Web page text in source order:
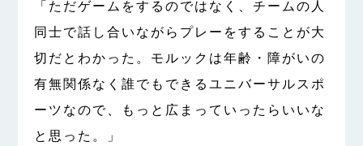
「ただゲームをするのではなく、チームの人
同士で話し合いながらプレーをすることが大
切だとわかった。モルックは年齢・障がいの
有無関係なく誰でもできるユニバーサルスポ
ーツなので、もっと広まっていったらいいな
と思った。」